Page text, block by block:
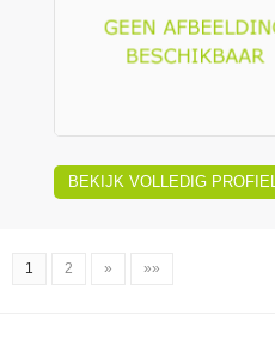
BEKIJK VOLLEDIG PROFIEL
1 2 » »»